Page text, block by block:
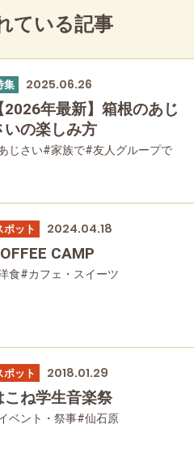
ている記事
集 2025.06.26
2026年最新】箱根のあじ
いの楽しみ方
じさい#家族で#友人グループで
ポット 2024.04.18
CAMP
食#カフェ・スイーツ
ポット 2018.01.29
こね学生音楽祭
ベント・祭事#仙石原